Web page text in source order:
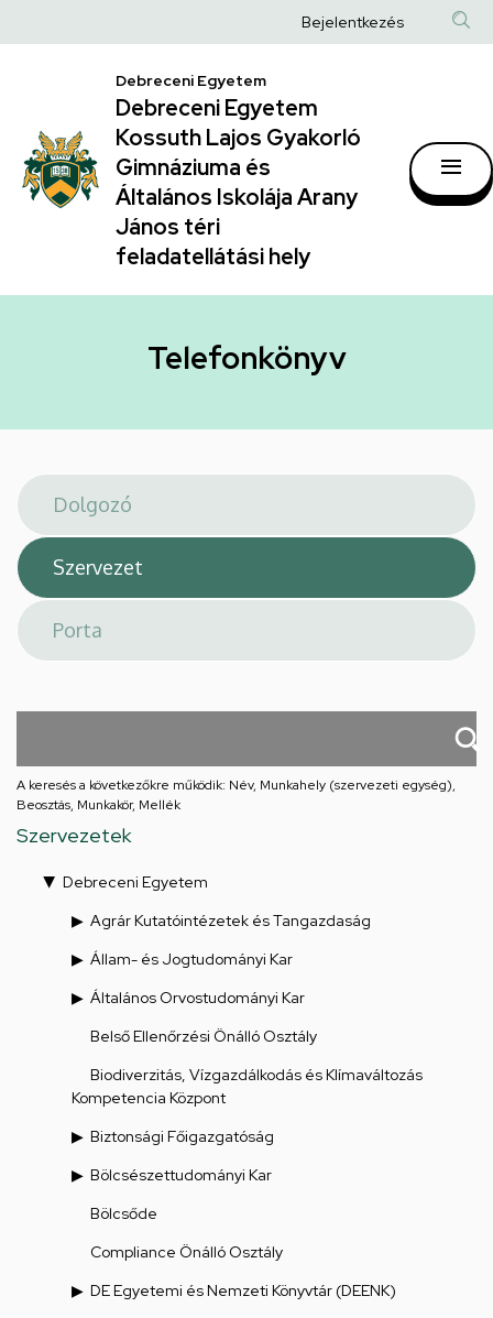
|
Debreceni
Egyetem
Kossuth
Lajos
Gyakorló
Általános
Arany
János
téri
feladatellátási
hely
a
Anonim
fiók
menüje
Bejelentkezés
Debreceni Egyetem
Debreceni Egyetem
Kossuth Lajos Gyakorló
Gimnáziuma és
Általános Iskolája Arany
János téri
feladatellátási hely
Telefonkönyv
A keresés a következőkre működik: Név, Munkahely (szervezeti egység),
Beosztás, Munkakör, Mellék
Szervezetek
Debreceni Egyetem
Agrár Kutatóintézetek és Tangazdaság
Állam- és Jogtudományi Kar
Általános Orvostudományi Kar
Belső Ellenőrzési Önálló Osztály
Biodiverzitás, Vízgazdálkodás és Klímaváltozás
Kompetencia Központ
Biztonsági Főigazgatóság
Bölcsészettudományi Kar
Bölcsőde
Compliance Önálló Osztály
DE Egyetemi és Nemzeti Könyvtár (DEENK)